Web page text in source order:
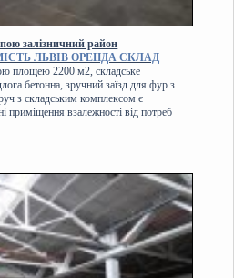
залізничний район
ЛЬВІВ ОРЕНДА СКЛАД
площею 2200 м2, складське
бетонна, зручний заїзд для фур з
з складським комплексом є
приміщення взалежності від потреб